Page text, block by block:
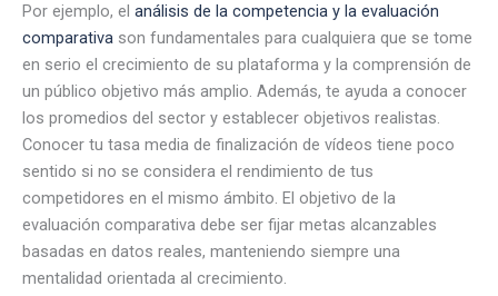
Por ejemplo, el análisis de la competencia y la evaluación
comparativa son fundamentales para cualquiera que se tome
en serio el crecimiento de su plataforma y la comprensión de
un público objetivo más amplio. Además, te ayuda a conocer
los promedios del sector y establecer objetivos realistas.
Conocer tu tasa media de finalización de vídeos tiene poco
sentido si no se considera el rendimiento de tus
competidores en el mismo ámbito. El objetivo de la
evaluación comparativa debe ser fijar metas alcanzables
basadas en datos reales, manteniendo siempre una
mentalidad orientada al crecimiento.